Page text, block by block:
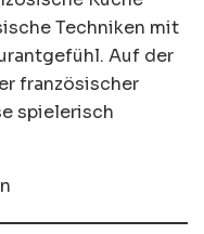
Techniken mit
Auf der
französischer
spielerisch